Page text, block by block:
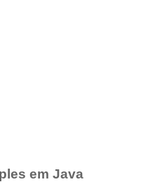
em Java